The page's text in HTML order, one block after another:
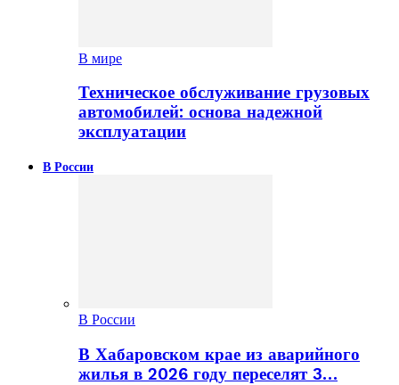
В мире
Техническое обслуживание грузовых
автомобилей: основа надежной
эксплуатации
В России
В России
В Хабаровском крае из аварийного
жилья в 2026 году переселят 3…